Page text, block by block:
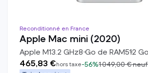
Reconditionné en France
Apple Mac mini (2020)
Apple M13.2 GHz8Go de RAM512 Go
465,83 €hors taxe-56%1 049,00 €neuf